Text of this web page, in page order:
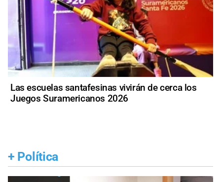
Las escuelas santafesinas vivirán de cerca los
Juegos Suramericanos 2026
+ Política